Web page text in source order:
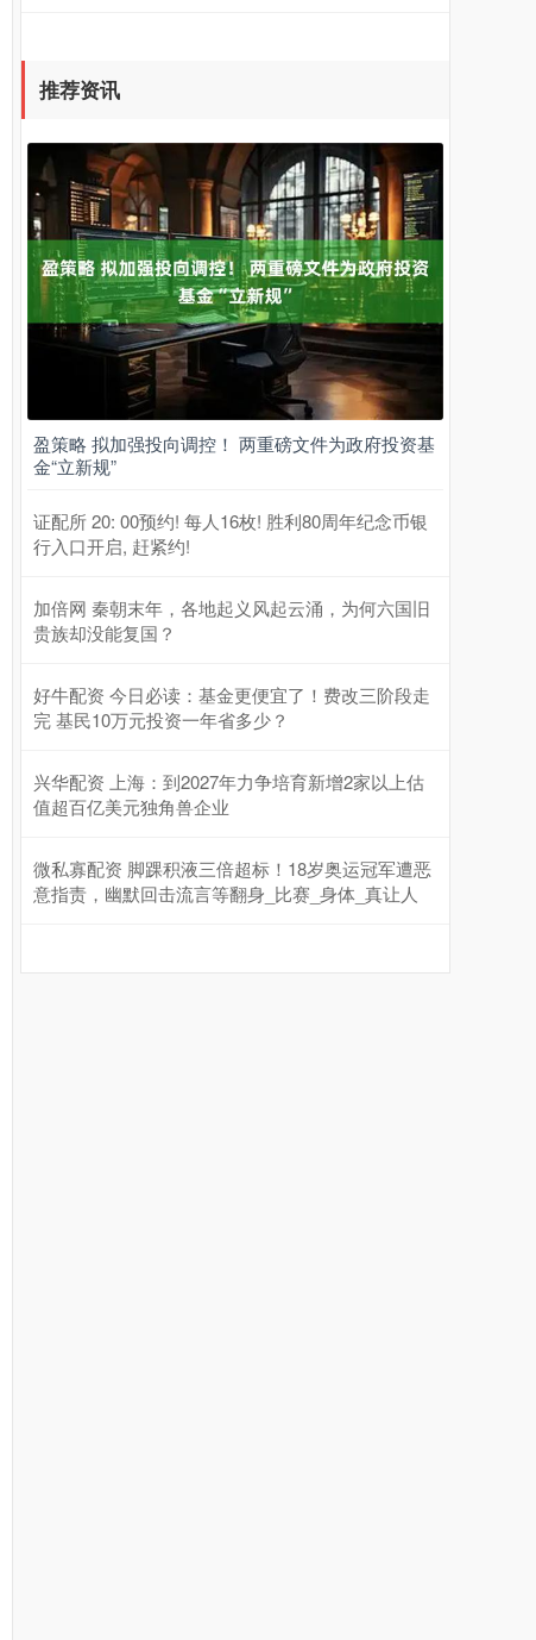
推荐资讯
盈策略 拟加强投向调控！ 两重磅文件为政府投资基
金“立新规”
证配所 20: 00预约! 每人16枚! 胜利80周年纪念币银
行入口开启, 赶紧约!
加倍网 秦朝末年，各地起义风起云涌，为何六国旧
贵族却没能复国？
好牛配资 今日必读：基金更便宜了！费改三阶段走
完 基民10万元投资一年省多少？
兴华配资 上海：到2027年力争培育新增2家以上估
值超百亿美元独角兽企业
微私寡配资 脚踝积液三倍超标！18岁奥运冠军遭恶
意指责，幽默回击流言等翻身_比赛_身体_真让人